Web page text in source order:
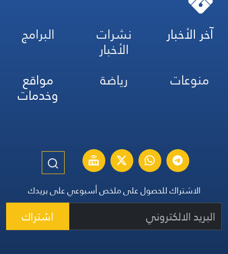
آخر الأخبار نشرات
الأخبار
البرامج
منوعات
رياضة مواقع
وخدمات
الاشتراك للحصول على ملخص أسبوعي على بريدك
اشتراك